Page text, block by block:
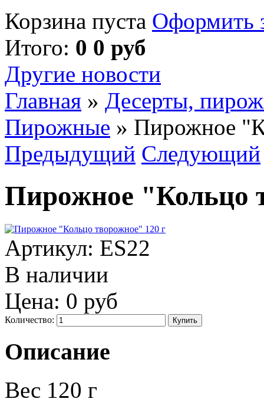
Корзина пуста Оформить
Итого: 0 0 руб
Другие новости
Главная » Десерты,
Пирожные » Пирожное
Предыдущий Следующий
Пирожное "Кольцо
Артикул: ES22
В наличии
Цена: 0 руб
Количество:
Описание
Вес 120 г